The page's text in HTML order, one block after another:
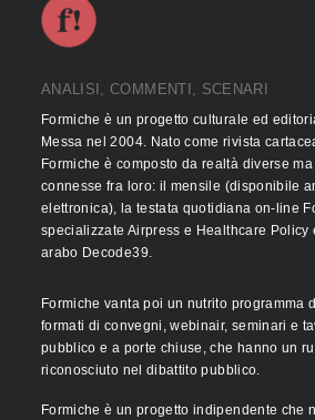
ANALISI, COMMENTI, SCENARI
Formiche è un progetto culturale ed
Messa nel 2004. Nato come rivista
Formiche è composto da realtà diverse
connesse fra loro: il mensile (disponibile
elettronica), la testata quotidiana on-line
specializzate Airpress e Healthcare Policy
arabo Decode39.
Formiche vanta poi un nutrito programma
formati di convegni, webinair, seminari e
pubblico e a porte chiuse, che hanno un
riconosciuto nel dibattito pubblico.
Formiche è un progetto indipendente che